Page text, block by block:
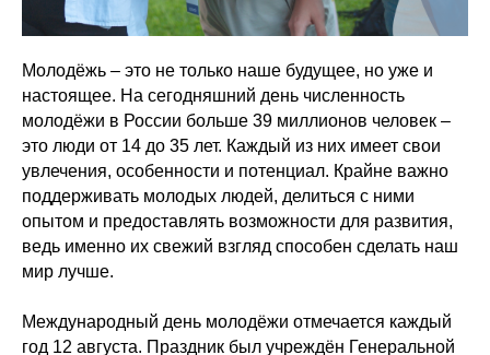
Молодёжь – это не только наше будущее, но уже и
настоящее. На сегодняшний день численность
молодёжи в России больше 39 миллионов человек –
это люди от 14 до 35 лет. Каждый из них имеет свои
увлечения, особенности и потенциал. Крайне важно
поддерживать молодых людей, делиться с ними
опытом и предоставлять возможности для развития,
ведь именно их свежий взгляд способен сделать наш
мир лучше.
Международный день молодёжи отмечается каждый
год 12 августа. Праздник был учреждён Генеральной